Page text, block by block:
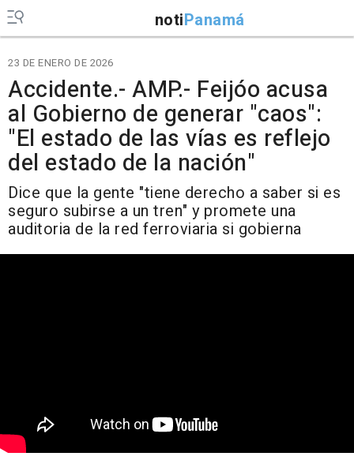
notiPanamá
23 DE ENERO DE 2026
Accidente.- AMP.- Feijóo acusa
al Gobierno de generar "caos":
"El estado de las vías es reflejo
del estado de la nación"
Dice que la gente "tiene derecho a saber si es
seguro subirse a un tren" y promete una
auditoria de la red ferroviaria si gobierna